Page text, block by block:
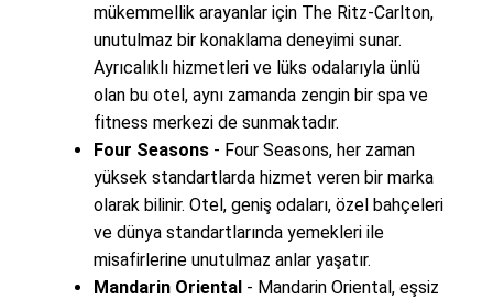
mükemmellik arayanlar için The Ritz-Carlton,
unutulmaz bir konaklama deneyimi sunar.
Ayrıcalıklı hizmetleri ve lüks odalarıyla ünlü
olan bu otel, aynı zamanda zengin bir spa ve
fitness merkezi de sunmaktadır.
Four Seasons- Four Seasons, her zaman
yüksek standartlarda hizmet veren bir marka
olarak bilinir. Otel, geniş odaları, özel bahçeleri
ve dünya standartlarında yemekleri ile
misafirlerine unutulmaz anlar yaşatır.
Mandarin Oriental- Mandarin Oriental, eşsiz